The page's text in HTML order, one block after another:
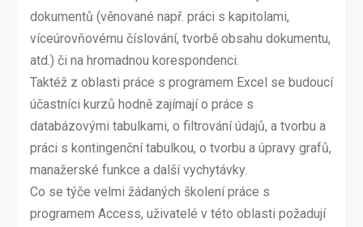
dokumentů (věnované např. práci s kapitolami,
víceúrovňovému číslování, tvorbě obsahu dokumentu,
atd.) či na hromadnou korespondenci.
Taktéž z oblasti práce s programem Excel se budoucí
účastníci kurzů hodně zajímají o práce s
databázovými tabulkami, o filtrování údajů, a tvorbu a
práci s kontingenční tabulkou, o tvorbu a úpravy grafů,
manažerské funkce a další vychytávky.
Co se týče velmi žádaných školení práce s
programem Access, uživatelé v této oblasti požadují